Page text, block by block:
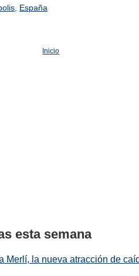
, España
Inicio
esta semana
Merlí, la nueva atracción de